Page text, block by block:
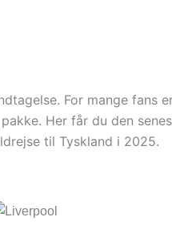
For mange fans
Her får du den
til Tyskland i 2025.